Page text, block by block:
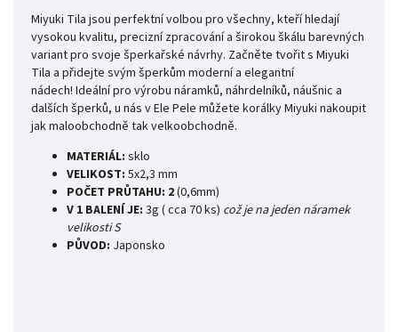
Miyuki Tila jsou perfektní volbou pro všechny, kteří hledají
vysokou kvalitu, precizní zpracování a širokou škálu barevných
variant pro svoje šperkařské návrhy. Začněte tvořit s Miyuki
Tila a přidejte svým šperkům moderní a elegantní
nádech! Ideální pro výrobu náramků, náhrdelníků, náušnic a
dalších šperků, u nás v Ele Pele můžete korálky Miyuki nakoupit
jak maloobchodně tak velkoobchodně.
MATERIÁL: sklo
VELIKOST: 5x2,3 mm
POČET PRŮTAHU: 2(0,6mm)
V 1 BALENÍ JE: 3g ( cca 70 ks) což je na jeden náramek
velikosti S
PŮVOD: Japonsko